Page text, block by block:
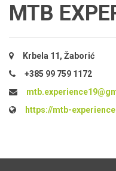
MTB
Krbela 11, Žaborić
+385 99 759 1172
https://mtb-